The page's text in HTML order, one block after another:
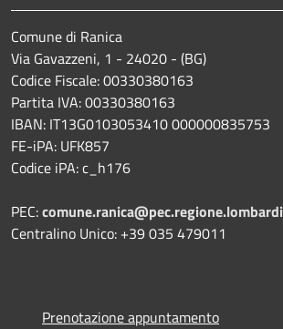
Comune di Ranica
Via Gavazzeni, 1 - 24020 - (BG)
Codice Fiscale: 00330380163
Partita IVA: 00330380163
IBAN: IT13G0103053410 000000835753
FE-iPA: UFK857
Codice iPA: c_h176
PEC:
Centralino Unico: +39 035 479011
Prenotazione appuntamento